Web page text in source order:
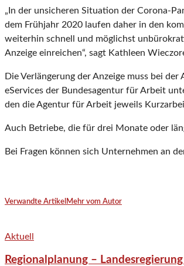
„In der unsicheren Situation der Corona-
dem Frühjahr 2020 laufen daher in den
weiterhin schnell und möglichst
Anzeige einreichen“, sagt Kathleen
Die Verlängerung der Anzeige muss bei
eServices der Bundesagentur für Arbeit
den die Agentur für Arbeit jeweils
Auch Betriebe, die für drei Monate oder
Bei Fragen können sich Unternehmen an
Verwandte Artikel Mehr vom Autor
Aktuell
Regionalplanung –